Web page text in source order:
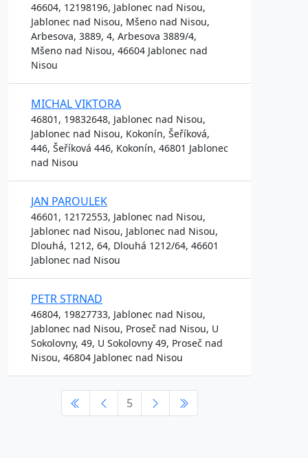
46604, 12198196, Jablonec nad Nisou,
Jablonec nad Nisou, Mšeno nad Nisou,
Arbesova, 3889, 4, Arbesova 3889/4,
Mšeno nad Nisou, 46604 Jablonec nad
Nisou
MICHAL VIKTORA
46801, 19832648, Jablonec nad Nisou,
Jablonec nad Nisou, Kokonín, Šeříková,
446, Šeříková 446, Kokonín, 46801 Jablonec
nad Nisou
JAN PAROULEK
46601, 12172553, Jablonec nad Nisou,
Jablonec nad Nisou, Jablonec nad Nisou,
Dlouhá, 1212, 64, Dlouhá 1212/64, 46601
Jablonec nad Nisou
PETR STRNAD
46804, 19827733, Jablonec nad Nisou,
Jablonec nad Nisou, Proseč nad Nisou, U
Sokolovny, 49, U Sokolovny 49, Proseč nad
Nisou, 46804 Jablonec nad Nisou
5